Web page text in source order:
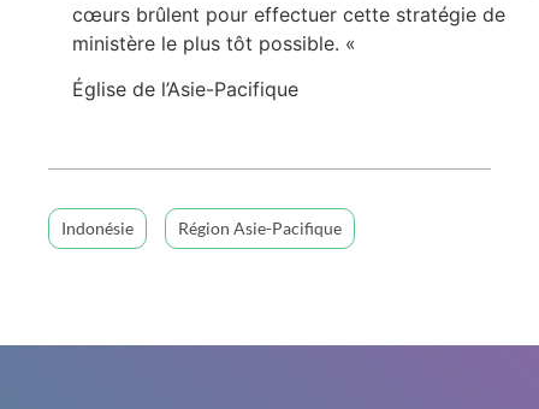
cœurs brûlent pour effectuer cette stratégie de
ministère le plus tôt possible. «
Église de l’Asie-Pacifique
Indonésie Région Asie-Pacifique